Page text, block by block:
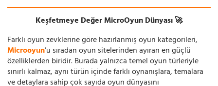
Keşfetmeye Değer MicroOyun Dünyası 🚀
Farklı oyun zevklerine göre hazırlanmış oyun kategorileri,
Microoyun’u sıradan oyun sitelerinden ayıran en güçlü
özelliklerden biridir. Burada yalnızca temel oyun türleriyle
sınırlı kalmaz, aynı türün içinde farklı oynanışlara, temalara
ve detaylara sahip çok sayıda oyun dünyasını